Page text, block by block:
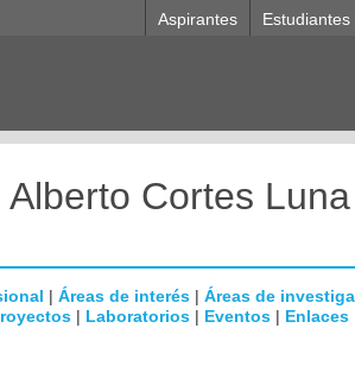
Aspirantes Estudiantes
Alberto Cortes Luna
| Áreas de interés | Áreas de
| Laboratorios | Eventos | Enlaces